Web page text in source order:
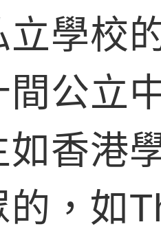
立學校
間公立
如香港
的，如